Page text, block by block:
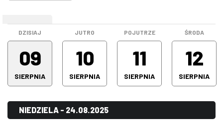
Stand-up
(97)
Wystawa
(0)
Wszystkie kategorie
DZISIAJ
09
SIERPNIA
JUTRO
10
SIERPNIA
POJUTRZE
11
SIERPNIA
ŚRODA
12
SIERPNIA
NIEDZIELA - 24.08.2025